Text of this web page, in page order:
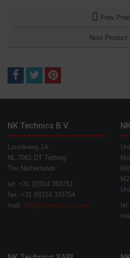
Prev
Next Product
NK Technics B.V.
Lovinkweg 1A
NL 7061 DT Terborg
The Netherlands
tel: +31 (0)314 393751
fax: +31 (0)314 393754
mail: info@nk-technics.com